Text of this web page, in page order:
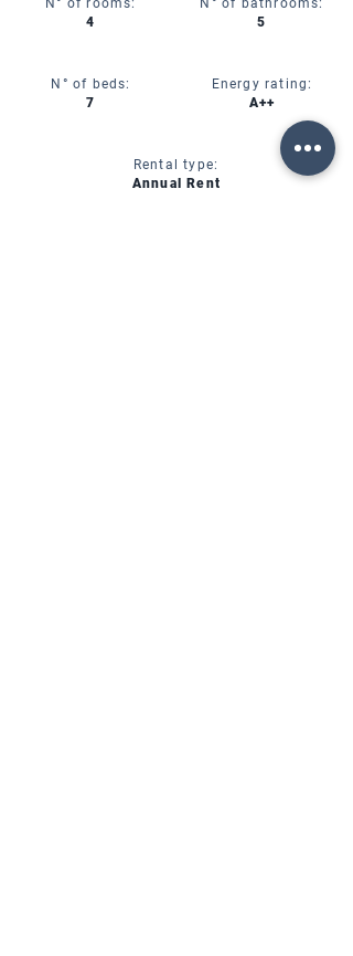
N° of rooms:
4
N° of beds:
7
N° of bathrooms:
5
Energy rating:
A++
Rental type:
Annual Rent